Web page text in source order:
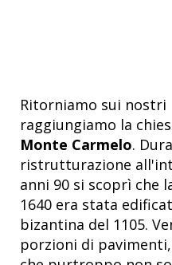
Ritorniamo sui nostri
raggiungiamo la
Monte Carmelo.
ristrutturazione
anni 90 si scoprì che
1640 era stata
bizantina del 1105.
porzioni di